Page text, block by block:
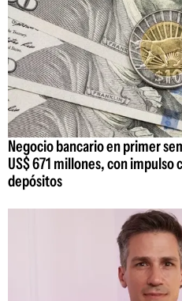
Negocio bancario en primer
US$ 671 millones, con impulso
depósitos